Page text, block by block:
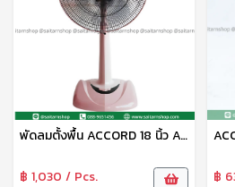
พัดลมตั้งพื้น ACCORD 18 นิ้ว AC-18SL
฿ 1,030 / Pcs. ฿